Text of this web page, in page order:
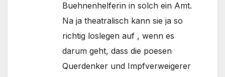
Buehnenhelferin in solch ein Amt.
Na ja theatralisch kann sie ja so
richtig loslegen auf , wenn es
darum geht, dass die poesen
Querdenker und Impfverweigerer